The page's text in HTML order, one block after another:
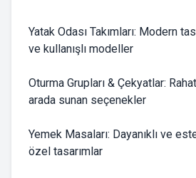
Yatak Odası Takımları: Modern
ve kullanışlı modeller
Oturma Grupları & Çekyatlar:
arada sunan seçenekler
Yemek Masaları: Dayanıklı ve
özel tasarımlar